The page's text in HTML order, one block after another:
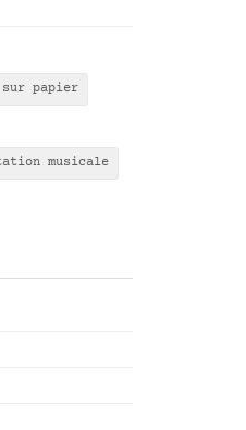
papier
musicale